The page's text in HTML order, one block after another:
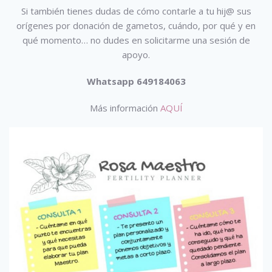
Si también tienes dudas de cómo contarle a tu hij@ sus
orígenes por donación de gametos, cuándo, por qué y en
qué momento… no dudes en solicitarme una sesión de
apoyo.
Whatsapp 649184063
Más información AQUÍ